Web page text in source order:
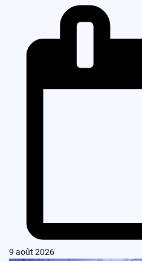
9 août 2026